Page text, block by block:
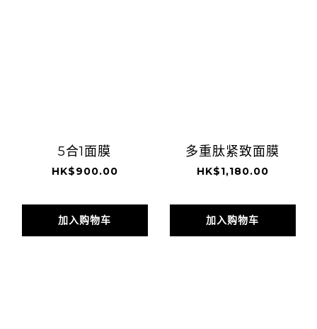
5合1面膜
HK$900.00
加入购物车
多重肽紧致面膜
HK$1,180.00
加入购物车